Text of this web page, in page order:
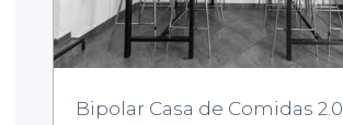
Bipolar Casa de Comidas 2.0